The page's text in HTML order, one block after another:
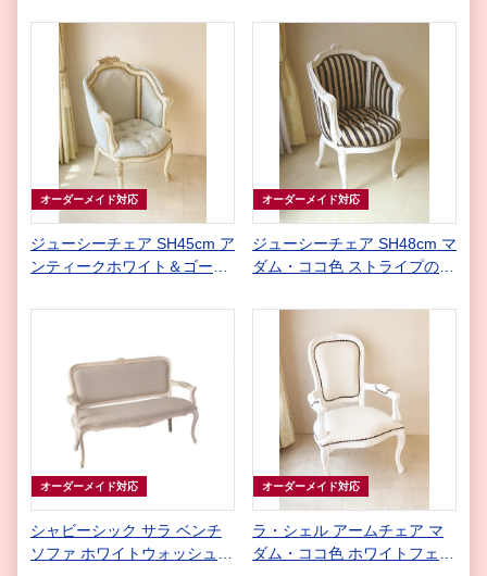
ルド花かご柄の張地
レザー キルト型押し
オーダーメイド対応
ジューシーチェア SH45cm ア
ンティークホワイト＆ゴール
アドニスの張地 ゴールドの鋲
オーダーメイド対応
ジューシーチェア SH48cm マ
ダム・ココ色 ストライプの張
オーダーメイド対応
シャビーシック サラ ベンチ
ソファ ホワイトウォッシュラ
オーダーメイド対応
ラ・シェル アームチェア マ
ダム・ココ色 ホワイトフェイ